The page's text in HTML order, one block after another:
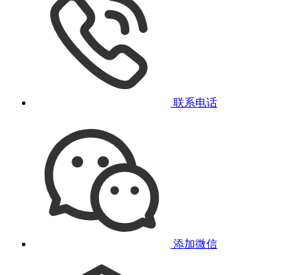
联系电话
添加微信